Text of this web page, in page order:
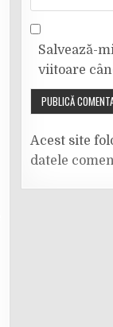
Salvează-
viitoare
Acest site
datele